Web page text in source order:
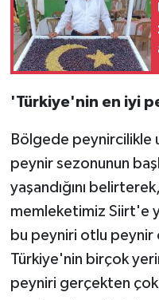
'Türkiye'nin en iyi
Bölgede peynircilikle
peynir sezonunun
yaşandığını
memleketimiz Siirt'e
bu peyniri otlu peynir
Türkiye'nin birçok
peyniri gerçekten